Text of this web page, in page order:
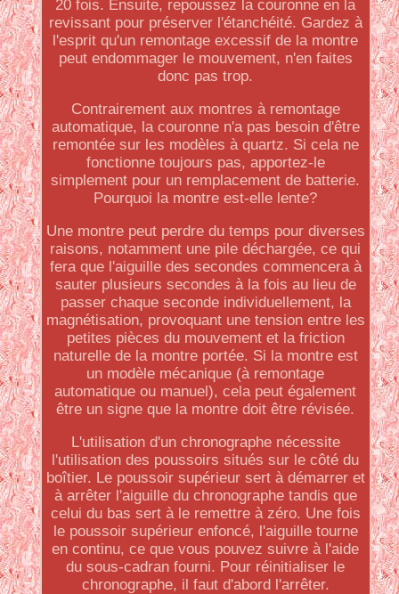
20 fois. Ensuite, repoussez la couronne en la
revissant pour préserver l'étanchéité. Gardez à
l'esprit qu'un remontage excessif de la montre
peut endommager le mouvement, n'en faites
donc pas trop.
Contrairement aux montres à remontage
automatique, la couronne n'a pas besoin d'être
remontée sur les modèles à quartz. Si cela ne
fonctionne toujours pas, apportez-le
simplement pour un remplacement de batterie.
Pourquoi la montre est-elle lente?
Une montre peut perdre du temps pour diverses
raisons, notamment une pile déchargée, ce qui
fera que l'aiguille des secondes commencera à
sauter plusieurs secondes à la fois au lieu de
passer chaque seconde individuellement, la
magnétisation, provoquant une tension entre les
petites pièces du mouvement et la friction
naturelle de la montre portée. Si la montre est
un modèle mécanique (à remontage
automatique ou manuel), cela peut également
être un signe que la montre doit être révisée.
L'utilisation d'un chronographe nécessite
l'utilisation des poussoirs situés sur le côté du
boîtier. Le poussoir supérieur sert à démarrer et
à arrêter l'aiguille du chronographe tandis que
celui du bas sert à le remettre à zéro. Une fois
le poussoir supérieur enfoncé, l'aiguille tourne
en continu, ce que vous pouvez suivre à l'aide
du sous-cadran fourni. Pour réinitialiser le
chronographe, il faut d'abord l'arrêter.